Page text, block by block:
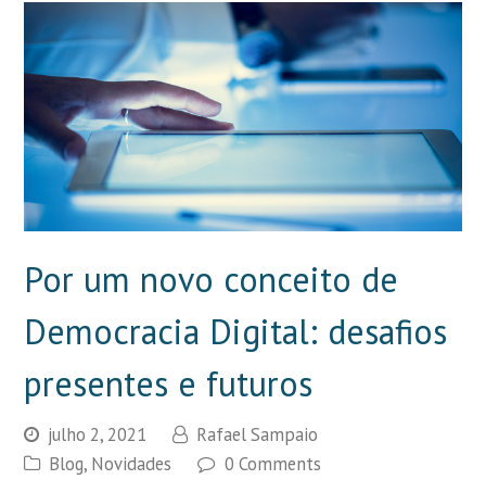
Por um novo conceito de
Democracia Digital: desafios
presentes e futuros
julho 2, 2021
Rafael Sampaio
Blog, Novidades 0 Comments